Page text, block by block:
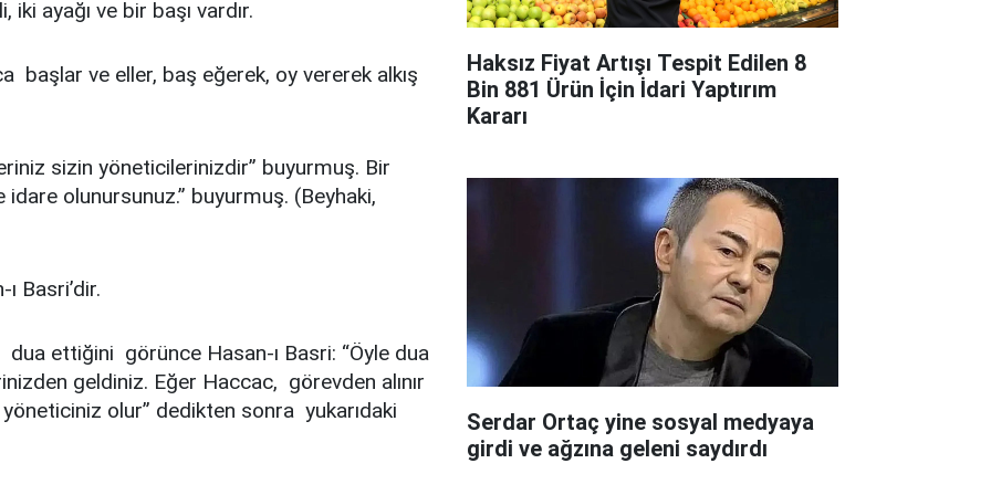
ayağı ve bir başı vardır.
başlar ve eller, baş eğerek, oy vererek alkış
sizin yöneticilerinizdir” buyurmuş. Bir
olunursunuz.” buyurmuş. (Beyhaki,
Basri’dir.
dua ettiğini görünce Hasan-ı Basri: “Öyle dua
geldiniz. Eğer Haccac, görevden alınır
olur” dedikten sonra yukarıdaki
Haksız Fiyat Artışı Tespit Edilen 8
Bin 881 Ürün İçin İdari Yaptırım
Kararı
Serdar Ortaç yine sosyal medyaya
girdi ve ağzına geleni saydırdı